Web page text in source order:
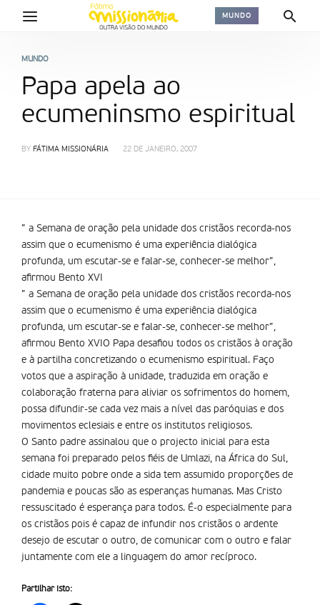
MUNDO
MUNDO
Papa apela ao
ecumeninsmo espiritual
BY FÁTIMA MISSIONÁRIA 22 DE JANEIRO, 2007
” a Semana de oração pela unidade dos cristãos recorda-nos
assim que o ecumenismo é uma experiência dialógica
profunda, um escutar-se e falar-se, conhecer-se melhor”,
afirmou Bento XVI
” a Semana de oração pela unidade dos cristãos recorda-nos
assim que o ecumenismo é uma experiência dialógica
profunda, um escutar-se e falar-se, conhecer-se melhor”,
afirmou Bento XVIO Papa desafiou todos os cristãos à oração
e à partilha concretizando o ecumenismo espiritual. Faço
votos que a aspiração à unidade, traduzida em oração e
colaboração fraterna para aliviar os sofrimentos do homem,
possa difundir-se cada vez mais a nível das paróquias e dos
movimentos eclesiais e entre os institutos religiosos.
O Santo padre assinalou que o projecto inicial para esta
semana foi preparado pelos fiéis de Umlazi, na África do Sul,
cidade muito pobre onde a sida tem assumido proporções de
pandemia e poucas são as esperanças humanas. Mas Cristo
ressuscitado é esperança para todos. É-o especialmente para
os cristãos pois é capaz de infundir nos cristãos o ardente
desejo de escutar o outro, de comunicar com o outro e falar
juntamente com ele a linguagem do amor recíproco.
Partilhar isto: